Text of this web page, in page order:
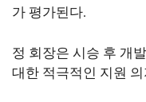
가 평가된다.
정 회장은 시승 후 개
대한 적극적인 지원